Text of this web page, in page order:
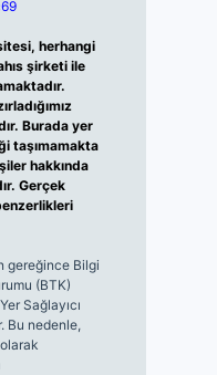
herhangi
şirketi ile
Burada yer
taşımamakta
hakkında
Gerçek
gereğince Bilgi
(BTK)
Sağlayıcı
Bu nedenle,